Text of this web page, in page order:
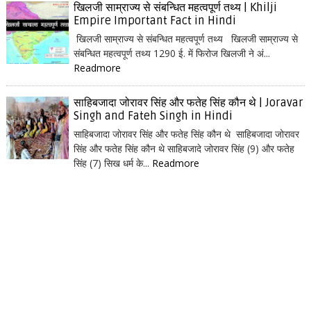
खिलजी साम्राज्य से संबन्धित महत्वपूर्ण तथ्य | Khilji
Empire Important Fact in Hindi
खिलजी साम्राज्य से संबन्धित महत्वपूर्ण तथ्य खिलजी साम्राज्य से
संबन्धित महत्वपूर्ण तथ्य 1290 ई. में फिरोज खिलजी ने अं...
Readmore
साहिबजादा जोरावर सिंह और फतेह सिंह कौन थे | Joravar
Singh and Fateh Singh in Hindi
साहिबजादा जोरावर सिंह और फतेह सिंह कौन थे साहिबजादा जोरावर
सिंह और फतेह सिंह कौन थे साहिबजादे जोरावर सिंह (9) और फतेह
सिंह (7) सिख धर्म के... Readmore